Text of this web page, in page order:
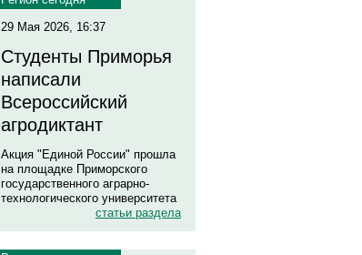
29 Мая 2026, 16:37
Студенты Приморья
написали
Всероссийский
агродиктант
Акция "Единой России" прошла
на площадке Приморского
государственного аграрно-
технологического университета
статьи раздела